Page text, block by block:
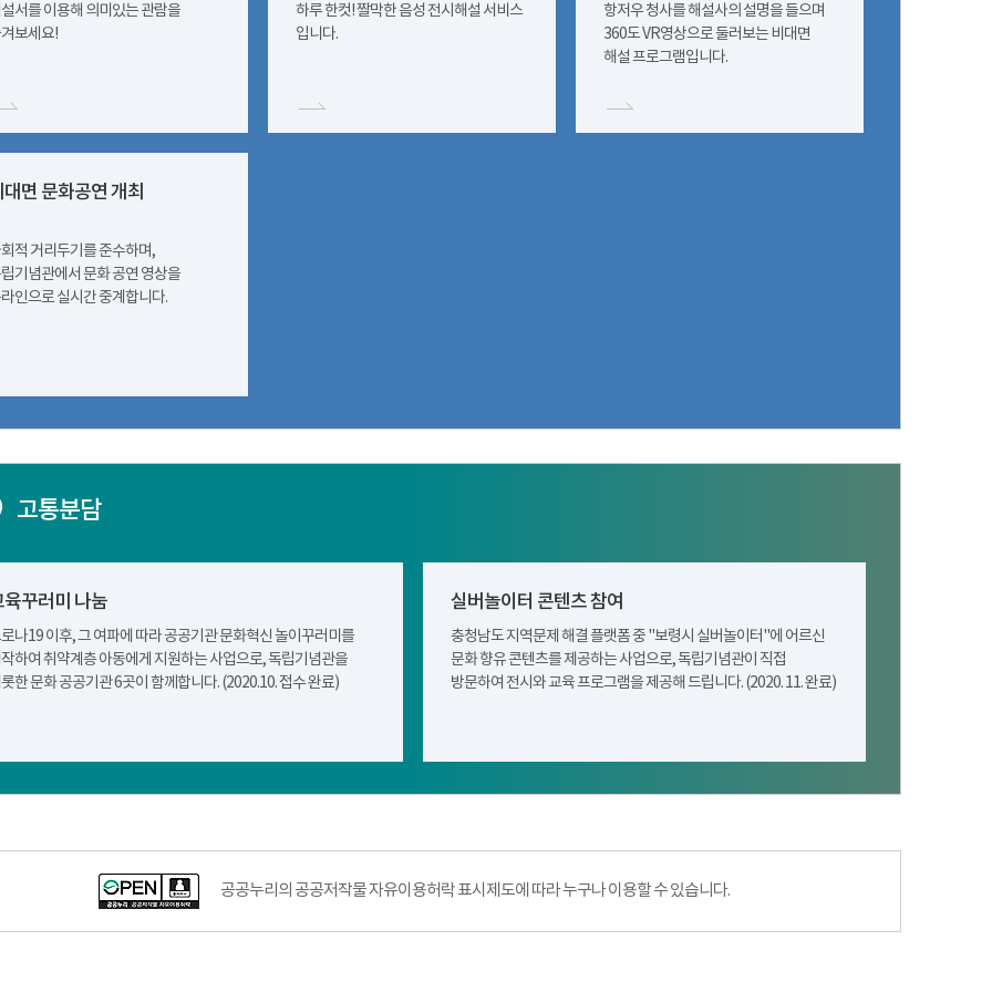
서를 이용해 의미있는 관람을
보세요!
하루 한컷! 짤막한 음성 전시해설 서비스
입니다.
항저우 청사를 해설사의 설명을 들으며
360도 VR영상으로 둘러보는 비대면
해설 프로그램입니다.
대면 문화공연 개최
적 거리두기를 준수하며,
기념관에서 문화 공연 영상을
인으로 실시간 중계합니다.
고통분담
육꾸러미 나눔
나19 이후, 그 여파에 따라 공공기관 문화혁신 놀이꾸러미를
하여 취약계층 아동에게 지원하는 사업으로, 독립기념관을
한 문화 공공기관 6곳이 함께합니다. (2020.10. 접수 완료)
실버놀이터 콘텐츠 참여
충청남도 지역문제 해결 플랫폼 중 "보령시 실버놀이터"에 어르신
문화 향유 콘텐츠를 제공하는 사업으로, 독립기념관이 직접
방문하여 전시와 교육 프로그램을 제공해 드립니다. (2020. 11. 완료)
공공누리공공저작물자유이용허락–출처표시이미지
공공누리의 공공저작물 자유이용허락 표시제도에 따라 누구나 이용할 수 있습니다.